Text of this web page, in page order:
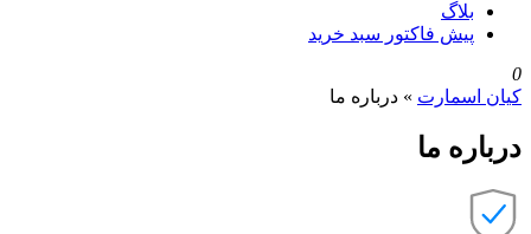
بلاگ
پیش فاکتور سبد خرید
0
کیان اسمارت » درباره ما
درباره ما